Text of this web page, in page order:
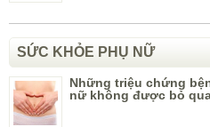
SỨC KHỎE PHỤ NỮ
Những triệu chứng
nữ không được bỏ